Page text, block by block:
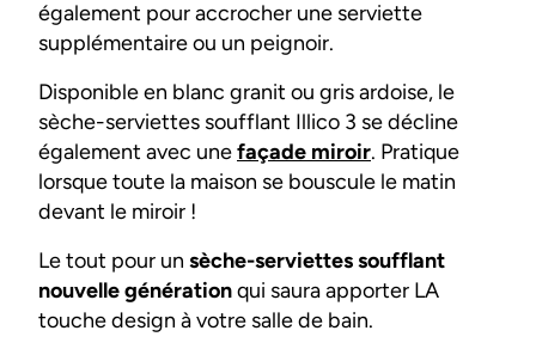
également pour accrocher une serviette
supplémentaire ou un peignoir.
Disponible en blanc granit ou gris ardoise, le
sèche-serviettes soufflant Illico 3 se décline
également avec unefaçade miroir. Pratique
lorsque toute la maison se bouscule le matin
devant le miroir !
Le tout pour un sèche-serviettes soufflant
nouvelle générationqui saura apporter LA
touche design à votre salle de bain.